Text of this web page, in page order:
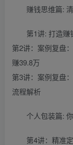
赚钱思维篇:
第1讲: 打造
第2讲：案例复盘
赚39.8万
第3讲：案例复盘
流程解析
个人包装篇:
第4讲：精准